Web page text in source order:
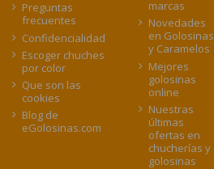
Preguntas
frecuentes
Confidencialidad
Escoger chuches
por color
Que son las
cookies
Blog de
eGolosinas.com
marcas
Novedades
en Golosinas
y Caramelos
Mejores
golosinas
online
Nuestras
últimas
ofertas en
chucherías y
golosinas